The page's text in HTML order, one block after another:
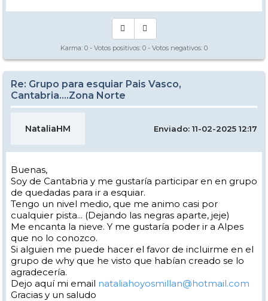
Karma: 0 - Votos positivos: 0 - Votos negativos: 0
Re: Grupo para esquiar Pais Vasco,
Cantabria....Zona Norte
NataliaHM Enviado: 11-02-2025 12:17
Buenas,
Soy de Cantabria y me gustaría participar en en grupo
de quedadas para ir a esquiar.
Tengo un nivel medio, que me animo casi por
cualquier pista... (Dejando las negras aparte, jeje)
Me encanta la nieve. Y me gustaría poder ir a Alpes
que no lo conozco.
Si alguien me puede hacer el favor de incluirme en el
grupo de why que he visto que habían creado se lo
agradecería.
Dejo aquí mi email nataliahoyosmillan@hotmail.com
Gracias y un saludo